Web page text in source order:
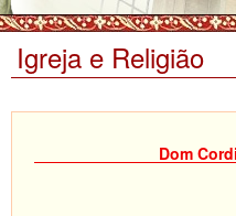
Igreja e Religião
Dom